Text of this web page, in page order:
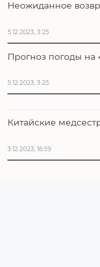
Неожиданное
5.12.2023, 3:25
Прогноз погоды на
5.12.2023, 3:25
Китайские
3.12.2023, 16:59